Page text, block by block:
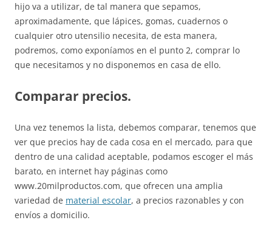
hijo va a utilizar, de tal manera que sepamos,
aproximadamente, que lápices, gomas, cuadernos o
cualquier otro utensilio necesita, de esta manera,
podremos, como exponíamos en el punto 2, comprar lo
que necesitamos y no disponemos en casa de ello.
Comparar precios.
Una vez tenemos la lista, debemos comparar, tenemos que
ver que precios hay de cada cosa en el mercado, para que
dentro de una calidad aceptable, podamos escoger el más
barato, en internet hay páginas como
www.20milproductos.com, que ofrecen una amplia
variedad de material escolar, a precios razonables y con
envíos a domicilio.